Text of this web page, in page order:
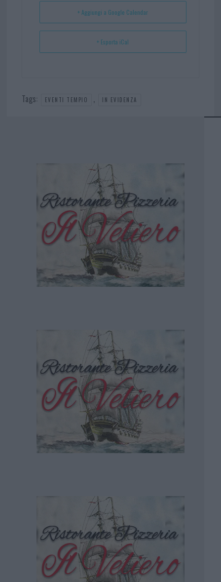
+ Aggiungi a Google Calendar
+ Esporta iCal
Tags: EVENTI TEMPIO , IN EVIDENZA